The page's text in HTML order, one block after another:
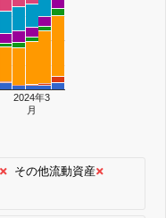
2024年3
月
その他流動資産